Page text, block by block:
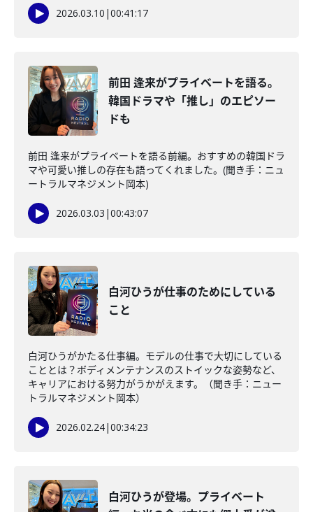
2026.03.10 |00:41:17
前田 逢来がプライベートを語る。
韓国ドラマや「推し」のエピソー
ドも
前田 逢来がプライベートを語る前編。おすすめの韓国ドラ
マや可愛い推しの存在も語ってくれました。(聞き手：ニュ
ートラルマネジメント岡本)
2026.03.03 |00:43:07
白河ひうが仕事のためにしている
こと
白河ひうがかたる仕事編。モデルの仕事で大切にしている
こととは？ボディメンテナンスのストイックな姿勢など、
キャリアにおける努力がうかがえます。（聞き手：ニュー
トラルマネジメント岡本）
2026.02.24|00:34:23
白河ひうが登場。プライベート